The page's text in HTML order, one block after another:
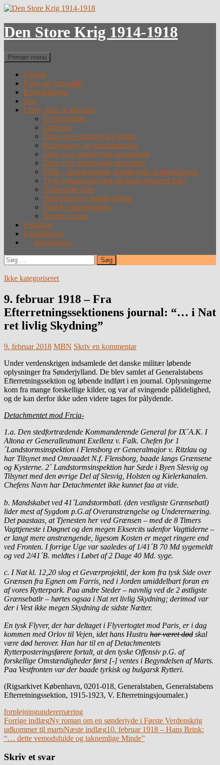
Hop
indhold
Den Store Krig 1914-1918
Søg
Primær menu
Forside
Fotos og Arkivalier
Krigsdeltagere
Om
Lister, links & litteratur
Undervisning
Litteratur
Lister over sønderjyske faldne
Krigergrave og mindesmærker
Liste over sønderjyske krigsfanger
Liste over sønderjyske desertører
DSK – Dansksindede Sønderjyske Krigsdeltagere
Tysk hjemmeside med tabslister (eksternt link)
Alfabetiske lister
Straffefanger i Sønderjylland
Film & videoforedrag
Krigens forløb
Leksikon
Lokalhistorie
Introduction
Søg
efter:
Ikke kategoriseret
9. februar 1918 – Fra
Efterretningssektionens journal: “… i Nat
ret livlig Skydning”
9. februar 2018 MBN Skriv en kommentar
Under verdenskrigen indsamlede det danske militær løbende
oplysninger fra Sønderjylland. De blev samlet af Generalstabens
Efterretningssektion og løbende indført i en journal. Oplysningerne
kom fra mange forskellige kilder, og var af svingende pålidelighed,
og de kan derfor ikke uden videre tages for pålydende.
Detachmentet mod Frcia-
1.a. Den stedfortrædende Kommanderende General for IX´A.K. I
Altona er Generalleutnant Exellenz v. Falk. Chefen for 1
´Landstormsinspektion i Flensborg er Generalmajor v. Ritzlau og
har Tilsynet med Omraadet N.f. Flensborg, baade langs Grænsene
og Kysterne. 2´ Landstormsinspektion har Sæde i Byen Slesvig og
Tilsynet med den øvrige Del af Slesvig, Holsten og Kielerkanalen.
Chefens Navn har Detachmentet ikke kunnet faa at vide.
b. Mandskabet ved 41´Landstormbatl. (den vestligste Grænsebatl)
lider mest af Sygdom p.G.af Overanstrængelse og Underernæring.
Det paastaas, at Tjenesten her ved Grænsen – med de 8 Timers
Vagttjeneste i Døgnet og den megen Eksercits udenfor Vagttiderne –
er langt mere anstrængende, ligesom Kosten er meget ringere end
ved Fronten. I forrige Uge var saaledes af 1/41´B 70 Md sygemeldt
og ved 2/41´B. meldtes i Løbet af 2 Dage 40 Md. syge.
c. I Nat kl. 12,20 slog et Geværprojektil, der kom fra tysk Side over
Grænsen fra Egnen om Farris, ned i Jorden umiddelbart foran en
af vores Rytterpark. Paa andre Steder – navnlig ved de 2 østligste
Grænsebatlr – hørtes ogsaa i Nat ret livlig Skydning; derimod var
der i Vest ikke megen Skydning de sidste Nætter.
En tysk Flyver, der har deltaget i Flyvertogtet mod Paris, er i dag
kommen med Orlov til Vejen, idet hans Hustru har været død skal
være død herover. Han har til en af Detachmentets
Rytterposteringsførere fortalt, at den tyske Offensiv p.G. af
forskellige Omstændigheder først [-] ventes i Begyndelsen af Marts.
Paa Vestfronten var der baade tyrkisk og bulgarsk Rytteri.
(Rigsarkivet København, 0201-018, Generalstaben, Generalstabens
Efterretningssektion, 1915-1923, V. Efterretningsjournaler.)
forplejningunderernæring
Indlægsnavigation
Forrige indlægNy roman om en sønderjyde i Første Verdenskrig
udkommer til martsNæste indlæg10. februar 1918 – Hans Brink:
“… dette vemodsfulde og taknemlige Minde”
Skriv et svar